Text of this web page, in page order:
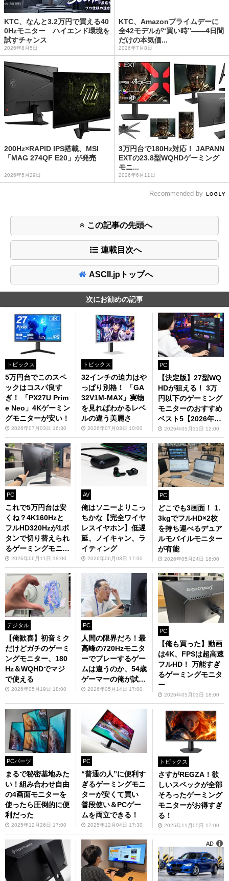
KTC、なんと3.2万円で買える40
0Hzモニター ハイエンド環境を
試すチャンス
2026年8月5日
KTC、Amazonプライムデーに
全42モデルが“買い時”――4日間
だけの本気価...
2026年7月8日
200Hz×RAPID IPS搭載、MSI
「MAG 274QF E20」が発売
2026年5月29日
3万円台で180Hz対応！ JAPANN
EXTの23.8型WQHDゲーミング
モニ...
2026年6月11日
Recommended by
この記事の先頭へ
連載目次へ
ASCII.jpトップへ
次にお勧めの記事
トピックス
5万円台でこのスペ
ックはコスパ良す
ぎ！ 「PX27U Prim
e Neo」4Kゲーミン
グモニターが安い！
2026年07月03日 16:30
トピックス
32インチの迫力はや
っぱり別格！ 「GA
32V1M-MAX」実物
を見ればわかるレベ
ルの違う美麗さ
2026年07月03日 10:00
PC
【決定版】27型WQ
HDが狙える！ 3万
円以下のゲーミング
モニターのおすすめ
ベスト5【2026年5
月版】
2026年05月31日 12:00
PC
これで5万円台は安
くね？4K160Hzと
フルHD320Hzが1ボ
タンで切り替えられ
るゲーミングモニタ
ー2026年06月11日 18:00
AV
俺はソニーよりこっ
ちかな【完全ワイヤ
レスイヤホン】低遅
延、ノイキャン、ラ
イティング
2026年06月03日 17:00
PC
どこでも3画面！ 1.
3kgでフルHD×2枚
を持ち運べるデュア
ルモバイルモニター
が有能
2026年05月24日 18:00
デジタル
【俺歓喜】初音ミク
だけどガチのゲーミ
ングモニター、180
Hz＆WQHDでマジ
で使える
2026年05月19日 18:00
PC
人間の限界だろ！最
高峰の720Hzモニタ
ーでプレーするゲー
ムは違うのか、54歳
ゲーマーの俺が試し
てみた
2026年05月14日 17:00
PC
【俺も買った】動画
は4K、FPSは超高速
フルHD！ 万能すぎ
るゲーミングモニタ
ー
2026年05月03日 18:00
PCパーツ
まるで秘密基地みた
い！組み合わせ自由
の4画面モニターを
使ったら圧倒的に便
利だった
2025年12月26日 17:00
PC
“普通の人”に便利す
ぎるゲーミングモニ
ターが安くて買い
普段使い＆PCゲー
ムを両立できる！
2025年12月04日 17:30
トピックス
さすがREGZA！欲
しいスペックが全部
そろったゲーミング
モニターがお得すぎ
る！
2025年11月05日 17:00
AD